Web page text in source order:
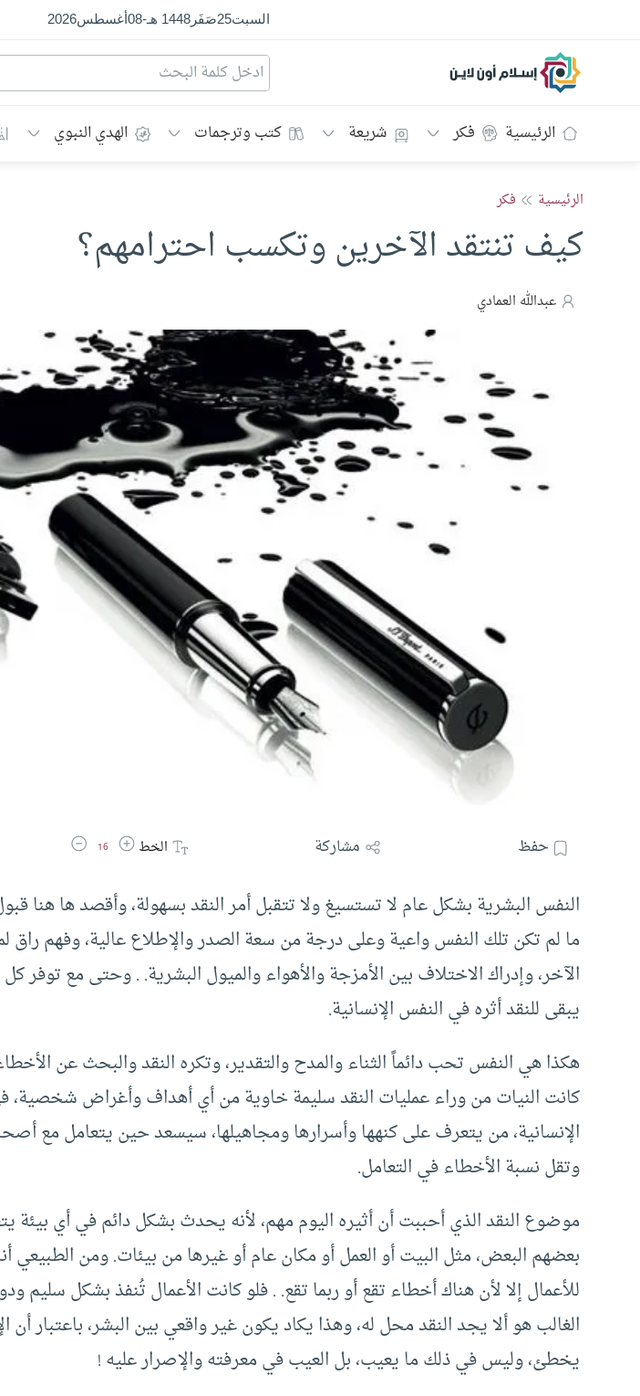
السبت25صَفَر1448 هـ -
08أغسطس2026
إسلام أون لاين
الرئيسية فكر شريعة كتب وترجمات الهدي النبوي
الرئيسية فكر
كيف تنتقد الآخرين وتكسب احترامهم؟
عبدالله العمادي
حفظ مشاركة الخطزيادة حجم الخط
16 تقليل حجم الخط
النفس البشرية بشكل عام لا تستسيغ ولا تتقبل أمر النقد بسهولة، وأقصد ها هنا قبول
ما لم تكن تلك النفس واعية وعلى درجة من سعة الصدر والإطلاع عالية، وفهم راق
الآخر، وإدراك الاختلاف بين الأمزجة والأهواء والميول البشرية. . وحتى مع توفر كل
يبقى للنقد أثره في النفس الإنسانية.
هكذا هي النفس تحب دائماً الثناء والمدح والتقدير، وتكره النقد والبحث عن
كانت النيات من وراء عمليات النقد سليمة خاوية من أي أهداف وأغراض شخصية،
الإنسانية، من يتعرف على كنهها وأسرارها ومجاهيلها، سيسعد حين يتعامل مع
وتقل نسبة الأخطاء في التعامل.
موضوع النقد الذي أحببت أن أثيره اليوم مهم، لأنه يحدث بشكل دائم في أي بيئة
بعضهم البعض، مثل البيت أو العمل أو مكان عام أو غيرها من بيئات. ومن الطبيعي
للأعمال إلا لأن هناك أخطاء تقع أو ربما تقع. . فلو كانت الأعمال تُنفذ بشكل سليم
الغالب هو ألا يجد النقد محل له، وهذا يكاد يكون غير واقعي بين البشر، باعتبار أن
يخطئ، وليس في ذلك ما يعيب، بل العيب في معرفته والإصرار عليه !